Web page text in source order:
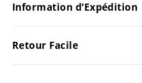
Information d’Expédition
Retour Facile